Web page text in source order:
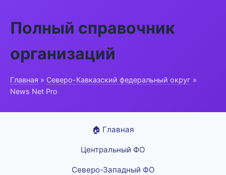
Полный справочник
организаций
Главная » Северо-Кавказский федеральный округ »
News Net Pro
🏠 Главная
Центральный ФО
Северо-Западный ФО